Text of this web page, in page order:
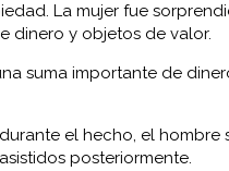
La mujer fue
dinero y objetos de valor.
suma importante de
el hecho, el
posteriormente.